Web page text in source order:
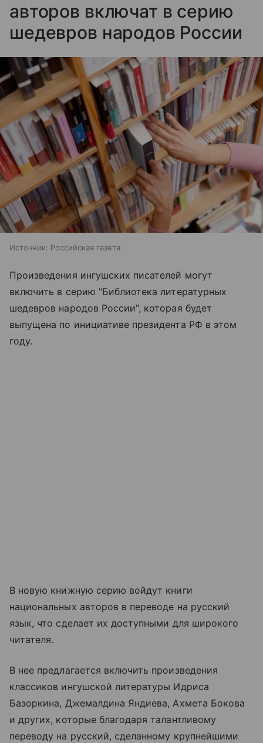
авторов включат в серию
шедевров народов России
Источник: Российская газета
Произведения ингушских писателей могут
включить в серию "Библиотека литературных
шедевров народов России", которая будет
выпущена по инициативе президента РФ в этом
году.
В новую книжную серию войдут книги
национальных авторов в переводе на русский
язык, что сделает их доступными для широкого
читателя.
В нее предлагается включить произведения
классиков ингушской литературы Идриса
Базоркина, Джемалдина Яндиева, Ахмета Бокова
и других, которые благодаря талантливому
переводу на русский, сделанному крупнейшими